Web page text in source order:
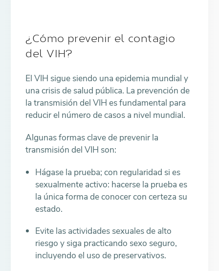
¿Cómo prevenir el contagio
del VIH?
El VIH sigue siendo una epidemia mundial y
una crisis de salud pública. La prevención de
la transmisión del VIH es fundamental para
reducir el número de casos a nivel mundial.
Algunas formas clave de prevenir la
transmisión del VIH son:
Hágase la prueba; con regularidad si es
sexualmente activo: hacerse la prueba es
la única forma de conocer con certeza su
estado.
Evite las actividades sexuales de alto
riesgo y siga practicando sexo seguro,
incluyendo el uso de preservativos.